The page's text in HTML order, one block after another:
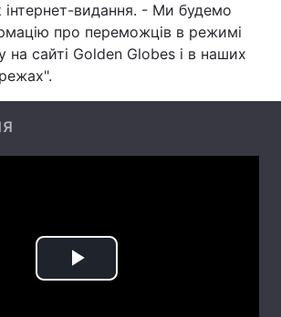
Інциденти
Туризм
Погода
Статті
Думки
інтернет-видання. - Ми будемо
про переможців в режимі
на сайті Golden Globes і в наших
Play